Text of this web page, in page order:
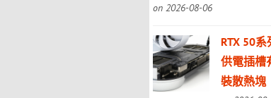
on 2026-08-06
RTX 50
供電插槽
裝散熱塊